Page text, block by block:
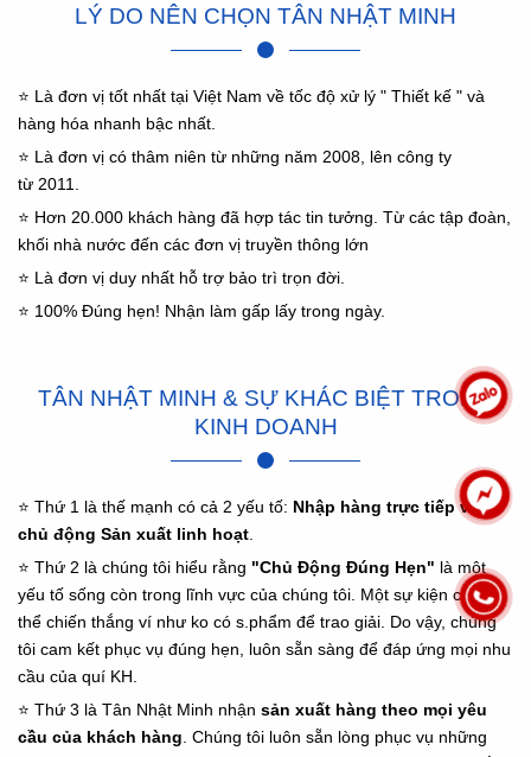
LÝ DO NÊN CHỌN TÂN NHẬT MINH
⭐ Là đơn vị tốt nhất tại Việt Nam về tốc độ xử lý " Thiết kế " và
hàng hóa nhanh bậc nhất.
⭐ Là đơn vị có thâm niên từ những năm 2008, lên công ty
từ 2011.
⭐ Hơn 20.000 khách hàng đã hợp tác tin tưởng. Từ các tập đoàn,
khối nhà nước đến các đơn vị truyền thông lớn
⭐ Là đơn vị duy nhất hỗ trợ bảo trì trọn đời.
⭐ 100% Đúng hẹn! Nhận làm gấp lấy trong ngày.
TÂN NHẬT MINH & SỰ KHÁC BIỆT TRONG
KINH DOANH
⭐ Thứ 1 là thế mạnh có cả 2 yếu tố: Nhập hàng trực tiếp và
chủ động Sản xuất linh hoạt
⭐ Thứ 2 là chúng tôi hiểu rằng "Chủ Động Đúng Hẹn" là một
yếu tố sống còn trong lĩnh vực của chúng tôi. Một sự kiện chẳng
thể chiến thắng ví như ko có s.phẩm để trao giải. Do vậy, chúng
tôi cam kết phục vụ đúng hẹn, luôn sẵn sàng để đáp ứng mọi nhu
cầu của quí KH.
⭐ Thứ 3 là Tân Nhật Minh nhận sản xuất hàng theo mọi yêu
cầu của khách hàng . Chúng tôi luôn sẵn lòng phục vụ những